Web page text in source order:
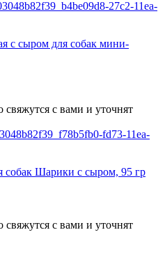
с сыром для собак мини-
с вами и уточнят
собак Шарики с сыром, 95 гр
с вами и уточнят